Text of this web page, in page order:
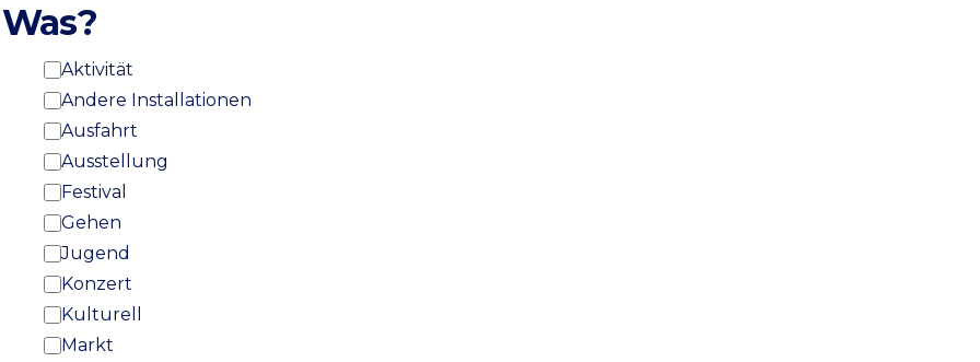
Was?
Aktivität
Andere Installationen
Ausfahrt
Ausstellung
Festival
Gehen
Jugend
Konzert
Kulturell
Markt